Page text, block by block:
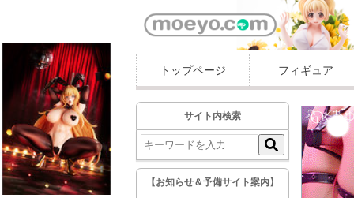
トップページ フィギュア
サイト内検索
【お知らせ＆予備サイト案内】